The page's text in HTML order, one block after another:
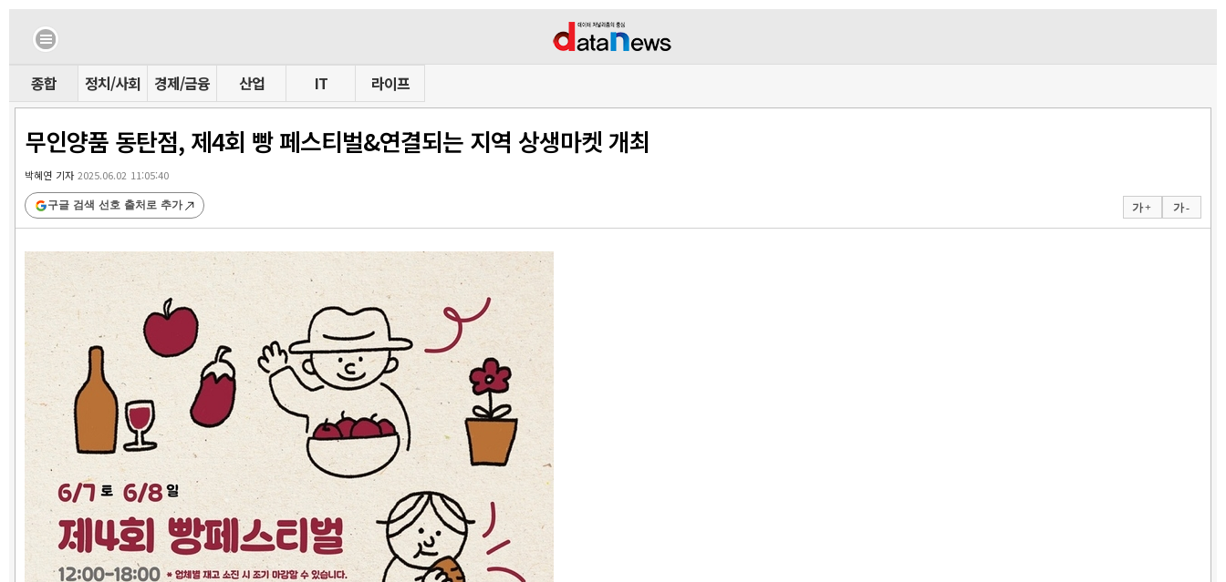
종합 정치/사회 경제/금융 산업 IT 라이프
무인양품 동탄점, 제4회 빵 페스티벌&연결되는 지역 상생마켓 개최
박혜연 기자2025.06.02 11:05:40
가 + 가 -
구글 검색 선호 출처로 추가